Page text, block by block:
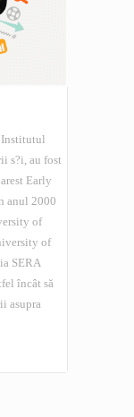
Institutul
s?i, au fost
Early
anul 2000
of
of
SERA
încât să
asupra